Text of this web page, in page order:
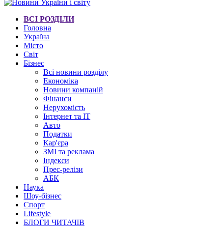
ВСІ РОЗДІЛИ
Головна
Україна
Місто
Світ
Бізнес
Всі новини розділу
Економіка
Новини компаній
Фінанси
Нерухомість
Інтернет та IT
Авто
Податки
Кар'єра
ЗМІ та реклама
Індекси
Прес-релізи
АБК
Наука
Шоу-бізнес
Спорт
Lifestyle
БЛОГИ ЧИТАЧІВ